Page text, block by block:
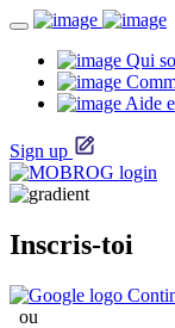
Qui
Aide
Sign up
Inscris-toi
ou